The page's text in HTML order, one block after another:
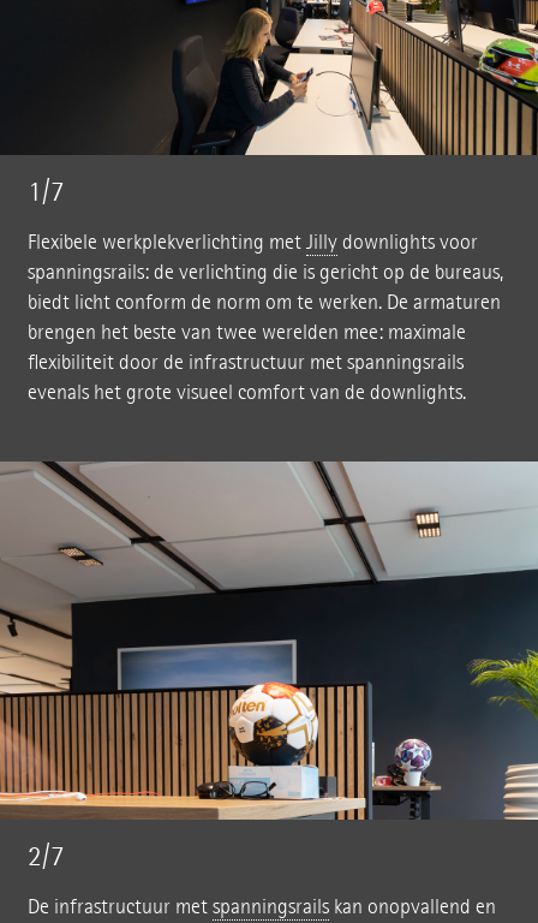
1/7
Flexibele werkplekverlichting metJillydownlights voor
spanningsrails: de verlichting die is gericht op de bureaus,
biedt licht conform de norm om te werken. De armaturen
brengen het beste van twee werelden mee: maximale
flexibiliteit door de infrastructuur met spanningsrails
evenals het grote visueel comfort van de downlights.
2/7
De infrastructuur metspanningsrailskan onopvallend en